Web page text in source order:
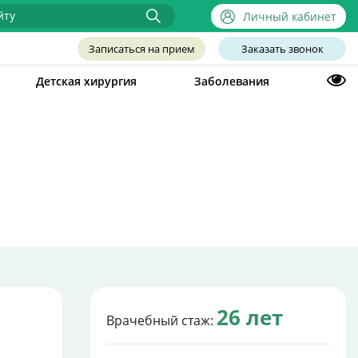
Личный кабинет
Записаться на прием Заказать звонок
Детская хирургия Заболевания
Врачебный стаж: 26 лет